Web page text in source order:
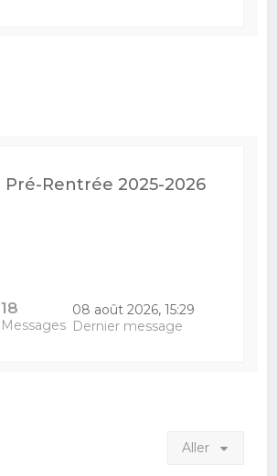
Pré-Rentrée 2025-2026
18
Messages
08 août 2026, 15:29
Dernier message
Aller